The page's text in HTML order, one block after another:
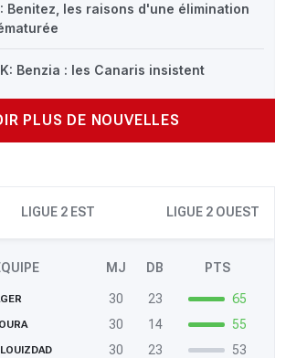
Benitez, les raisons d'une élimination
Benzia : les Canaris insistent
PLUS DE NOUVELLES
LIGUE 2 EST LIGUE 2 OUEST
MJ DB PTS
30 23
65
30 14
55
30 23
53